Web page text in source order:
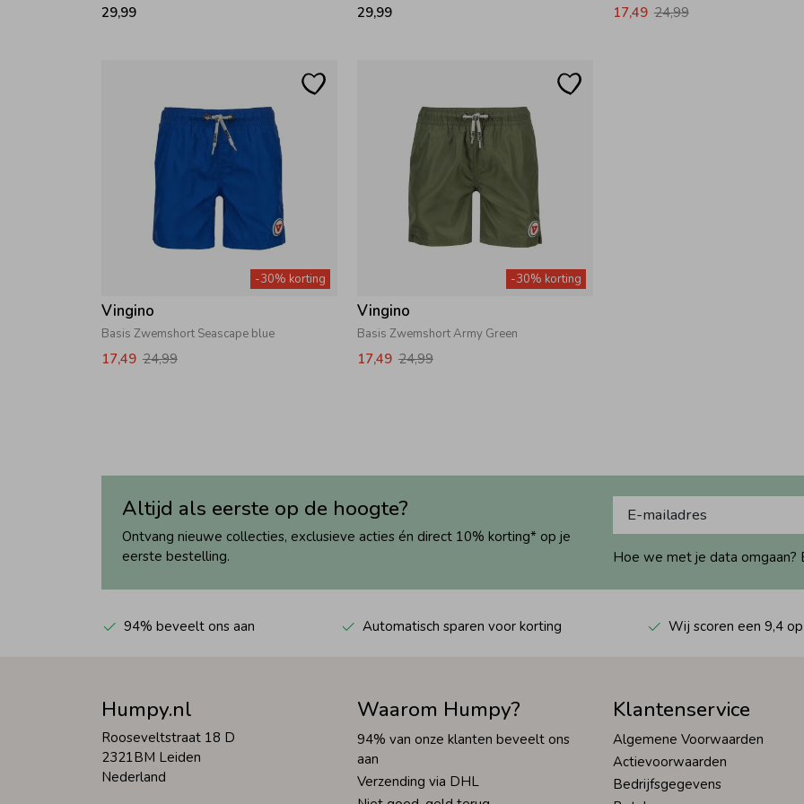
29,99 29,99 17,49 24,99
-30% korting
Vingino
Basis Zwemshort Seascape blue
17,49 24,99
-30% korting
Vingino
Basis Zwemshort Army Green
17,49 24,99
Altijd als eerste op de hoogte?
Ontvang nieuwe collecties, exclusieve acties én direct 10% korting* op je
eerste bestelling.
Hoe we met je data omgaan?
94% beveelt ons aan Automatisch sparen voor korting Wij scoren een 9,4
Humpy.nl
Rooseveltstraat 18 D
2321BM Leiden
Nederland
Waarom Humpy?
94% van onze klanten beveelt ons
aan
Verzending via DHL
Klantenservice
Algemene Voorwaarden
Actievoorwaarden
Bedrijfsgegevens